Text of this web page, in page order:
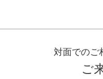
対面でのご
ご